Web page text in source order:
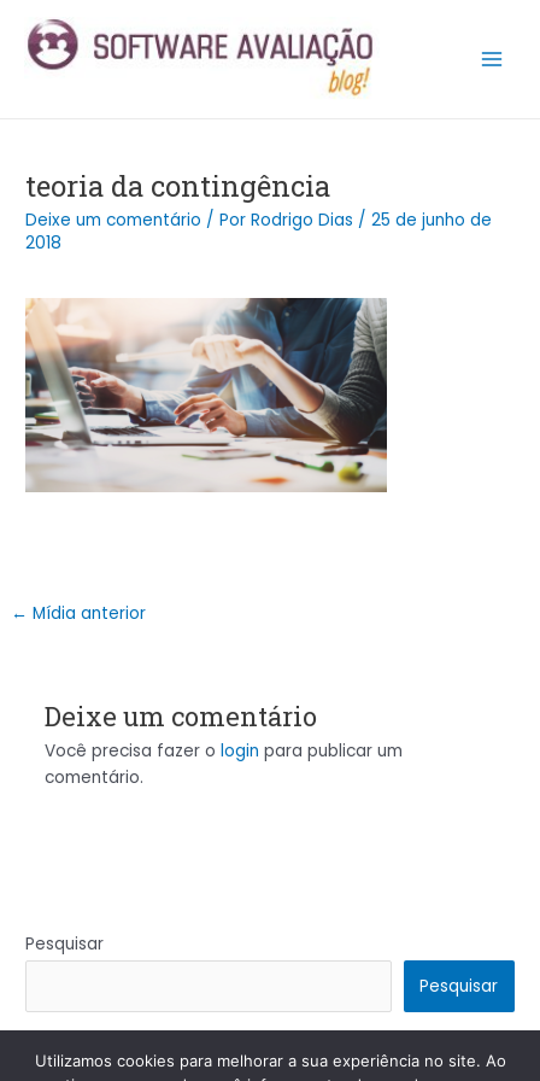
para
teoria da contingência
Deixe um comentário / PorRodrigo Dias /25 de junho de
2018
navigation
← Mídia anterior
Deixe um comentário
Você precisa fazer o login para publicar um
comentário.
Pesquisar
Pesquisar
Copyright © 2026 | Powered by Tema Astra para WordPress
Utilizamos cookies para melhorar a sua experiência no site. Ao